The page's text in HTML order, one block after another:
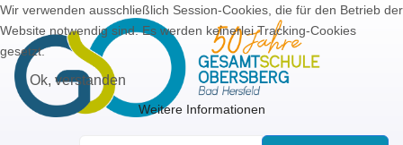
Wir verwenden ausschließlich Session-Cookies, die für den Betrieb der
Website notwendig sind. Es werden keinerlei Tracking-Cookies
gesetzt.
Ok, verstanden
Weitere Informationen